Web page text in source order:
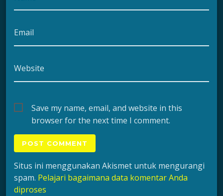
Email
Website
Save my name, email, and website in this
browser for the next time I comment.
Situs ini menggunakan Akismet untuk mengurangi
spam. Pelajari bagaimana data komentar Anda
diproses